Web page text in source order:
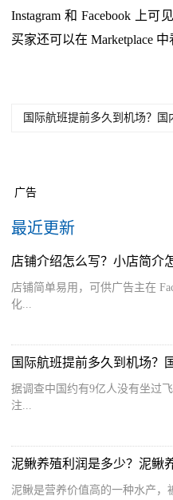
Instagram 和 Facebook 上
买家还可以在 Marketplace 中
国际航班提前多久到机场？国
广告
最近更新
店铺介绍怎么写？小店简介
店铺简单易用，可供广告主在
化...
国际航班提前多久到机场？
据调查中国约有9亿人没有坐过
注...
泥鳅是营养价值高的一种水产，